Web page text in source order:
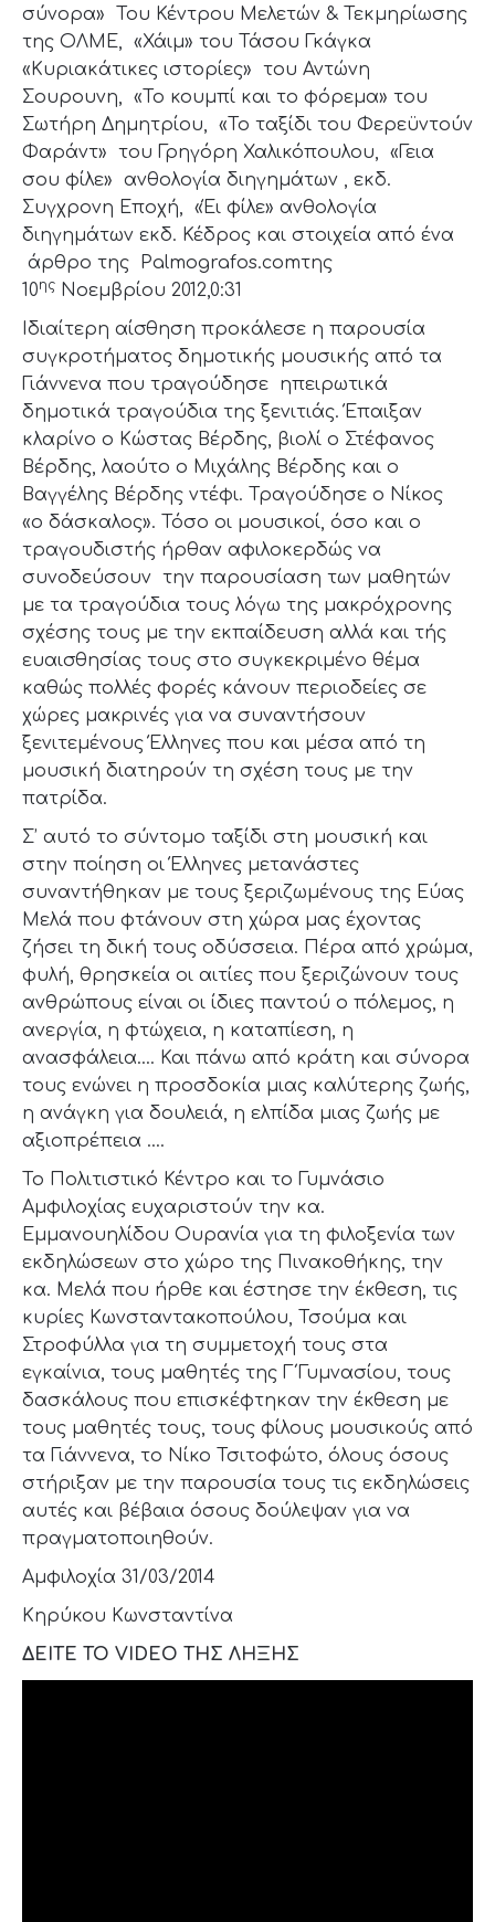
σύνορα» Του Κέντρου Μελετών & Τεκμηρίωσης
της ΟΛΜΕ, «Χάιμ» του Τάσου Γκάγκα
«Κυριακάτικες ιστορίες» του Αντώνη
Σουρουνη, «Το κουμπί και το φόρεμα» του
Σωτήρη Δημητρίου, «Το ταξίδι του Φερεϋντούν
Φαράντ» του Γρηγόρη Χαλικόπουλου, «Γεια
σου φίλε» ανθολογία διηγημάτων , εκδ.
Συγχρονη Εποχή, «Έι φίλε» ανθολογία
διηγημάτων εκδ. Κέδρος και στοιχεία από ένα
άρθρο της Palmografos.comτης
10ης Νοεμβρίου 2012,0:31
Ιδιαίτερη αίσθηση προκάλεσε η παρουσία
συγκροτήματος δημοτικής μουσικής από τα
Γιάννενα που τραγούδησε ηπειρωτικά
δημοτικά τραγούδια της ξενιτιάς. Έπαιξαν
κλαρίνο ο Κώστας Βέρδης, βιολί ο Στέφανος
Βέρδης, λαούτο ο Μιχάλης Βέρδης και ο
Βαγγέλης Βέρδης ντέφι. Τραγούδησε ο Νίκος
«ο δάσκαλος». Τόσο οι μουσικοί, όσο και ο
τραγουδιστής ήρθαν αφιλοκερδώς να
συνοδεύσουν την παρουσίαση των μαθητών
με τα τραγούδια τους λόγω της μακρόχρονης
σχέσης τους με την εκπαίδευση αλλά και τής
ευαισθησίας τους στο συγκεκριμένο θέμα
καθώς πολλές φορές κάνουν περιοδείες σε
χώρες μακρινές για να συναντήσουν
ξενιτεμένους Έλληνες που και μέσα από τη
μουσική διατηρούν τη σχέση τους με την
πατρίδα.
Σ’ αυτό το σύντομο ταξίδι στη μουσική και
στην ποίηση οι Έλληνες μετανάστες
συναντήθηκαν με τους ξεριζωμένους της Εύας
Μελά που φτάνουν στη χώρα μας έχοντας
ζήσει τη δική τους οδύσσεια. Πέρα από χρώμα,
φυλή, θρησκεία οι αιτίες που ξεριζώνουν τους
ανθρώπους είναι οι ίδιες παντού ο πόλεμος, η
ανεργία, η φτώχεια, η καταπίεση, η
ανασφάλεια…. Και πάνω από κράτη και σύνορα
τους ενώνει η προσδοκία μιας καλύτερης ζωής,
η ανάγκη για δουλειά, η ελπίδα μιας ζωής με
αξιοπρέπεια ….
Το Πολιτιστικό Κέντρο και το Γυμνάσιο
Αμφιλοχίας ευχαριστούν την κα.
Εμμανουηλίδου Ουρανία για τη φιλοξενία των
εκδηλώσεων στο χώρο της Πινακοθήκης, την
κα. Μελά που ήρθε και έστησε την έκθεση, τις
κυρίες Κωνσταντακοπούλου, Τσούμα και
Στροφύλλα για τη συμμετοχή τους στα
εγκαίνια, τους μαθητές της Γ΄Γυμνασίου, τους
δασκάλους που επισκέφτηκαν την έκθεση με
τους μαθητές τους, τους φίλους μουσικούς από
τα Γιάννενα, το Νίκο Τσιτοφώτο, όλους όσους
στήριξαν με την παρουσία τους τις εκδηλώσεις
αυτές και βέβαια όσους δούλεψαν για να
πραγματοποιηθούν.
Αμφιλοχία 31/03/2014
Κηρύκου Κωνσταντίνα
ΔΕΙΤΕ ΤΟ VIDEO ΤΗΣ ΛΗΞΗΣ